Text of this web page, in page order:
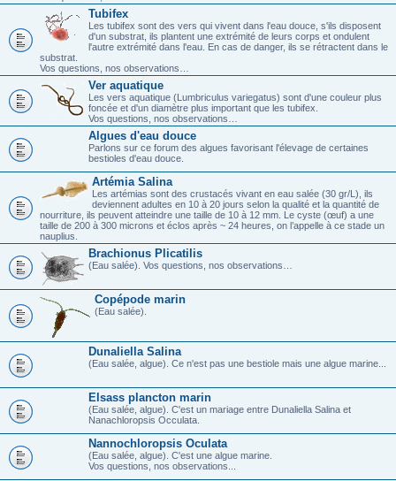
Tubifex
Les tubifex sont des vers qui vivent dans l'eau douce, s'ils disposent
d'un substrat, ils plantent une extrémité de leurs corps et ondulent
l'autre extrémité dans l'eau. En cas de danger, ils se rétractent dans le
substrat.
Vos questions, nos observations…
Ver aquatique
Les vers aquatique (Lumbriculus variegatus) sont d'une couleur plus
foncée et d'un diamètre plus important que les tubifex.
Vos questions, nos observations…
Algues d'eau douce
Parlons sur ce forum des algues favorisant l'élevage de certaines
bestioles d'eau douce.
Artémia Salina
Les artémias sont des crustacés vivant en eau salée (30 gr/L), ils
deviennent adultes en 10 à 20 jours selon la qualité et la quantité de
nourriture, ils peuvent atteindre une taille de 10 à 12 mm. Le cyste (œuf) a une
taille de 200 à 300 microns et éclos après ~ 24 heures, on l’appelle à ce stade un
nauplius.
Brachionus Plicatilis
(Eau salée). Vos questions, nos observations…
Copépode marin
(Eau salée).
Dunaliella Salina
(Eau salée, algue). Ce n'est pas une bestiole mais une algue marine...
Elsass plancton marin
(Eau salée, algue). C'est un mariage entre Dunaliella Salina et
Nanachloropsis Occulata.
Nannochloropsis Oculata
(Eau salée, algue). C'est une algue marine.
Vos questions, nos observations...